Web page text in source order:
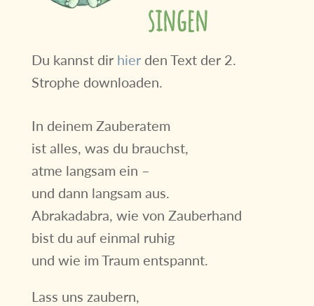
singen
Du kannst dir hierden Text der 2.
Strophe downloaden.
In deinem Zauberatem
ist alles, was du brauchst,
atme langsam ein –
und dann langsam aus.
Abrakadabra, wie von Zauberhand
bist du auf einmal ruhig
und wie im Traum entspannt.
Lass uns zaubern,